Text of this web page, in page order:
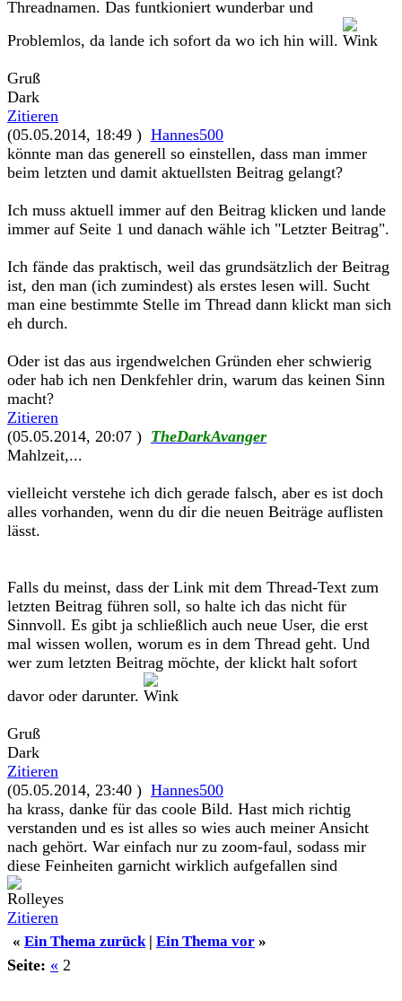
Threadnamen. Das funtkioniert wunderbar und
Problemlos, da lande ich sofort da wo ich hin will.
Gruß
Dark
Zitieren
(05.05.2014, 18:49 ) Hannes500
könnte man das generell so einstellen, dass man immer
beim letzten und damit aktuellsten Beitrag gelangt?
Ich muss aktuell immer auf den Beitrag klicken und lande
immer auf Seite 1 und danach wähle ich "Letzter Beitrag".
Ich fände das praktisch, weil das grundsätzlich der Beitrag
ist, den man (ich zumindest) als erstes lesen will. Sucht
man eine bestimmte Stelle im Thread dann klickt man sich
eh durch.
Oder ist das aus irgendwelchen Gründen eher schwierig
oder hab ich nen Denkfehler drin, warum das keinen Sinn
macht?
Zitieren
(05.05.2014, 20:07 ) TheDarkAvanger
Mahlzeit,...
vielleicht verstehe ich dich gerade falsch, aber es ist doch
alles vorhanden, wenn du dir die neuen Beiträge auflisten
lässt.
Falls du meinst, dass der Link mit dem Thread-Text zum
letzten Beitrag führen soll, so halte ich das nicht für
Sinnvoll. Es gibt ja schließlich auch neue User, die erst
mal wissen wollen, worum es in dem Thread geht. Und
wer zum letzten Beitrag möchte, der klickt halt sofort
davor oder darunter.
Gruß
Dark
Zitieren
(05.05.2014, 23:40 ) Hannes500
ha krass, danke für das coole Bild. Hast mich richtig
verstanden und es ist alles so wies auch meiner Ansicht
nach gehört. War einfach nur zu zoom-faul, sodass mir
diese Feinheiten garnicht wirklich aufgefallen sind
Zitieren
« Ein Thema zurück| Ein Thema vor »
Seite: « 2